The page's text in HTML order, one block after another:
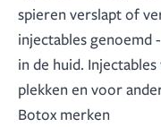
spieren verslapt of
injectables genoemd
in de huid.
plekken en voor
Botox merken